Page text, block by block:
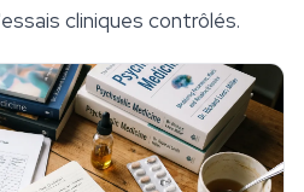
cliniques contrôlés.